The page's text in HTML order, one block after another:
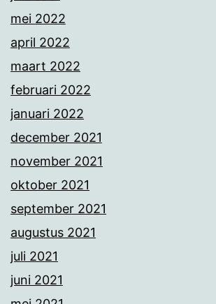
mei 2022
april 2022
maart 2022
februari 2022
januari 2022
december 2021
november 2021
oktober 2021
september 2021
augustus 2021
juli 2021
juni 2021